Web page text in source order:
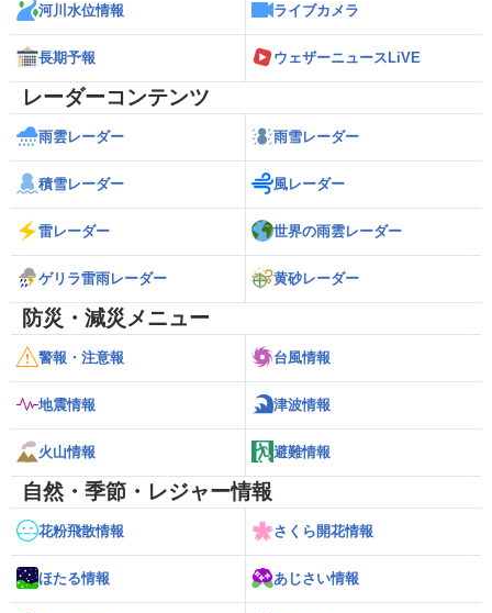
河川水位情報 ライブカメラ
長期予報 ウェザーニュースLiVE
レーダーコンテンツ
雨雲レーダー 雨雪レーダー
積雪レーダー 風レーダー
雷レーダー 世界の雨雲レーダー
ゲリラ雷雨レーダー 黄砂レーダー
防災・減災メニュー
警報・注意報 台風情報
地震情報 津波情報
火山情報 避難情報
自然・季節・レジャー情報
花粉飛散情報 さくら開花情報
ほたる情報 あじさい情報